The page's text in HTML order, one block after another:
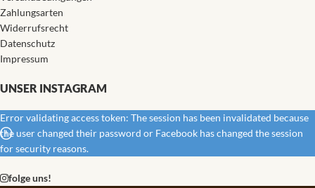
Zahlungsarten
Widerrufsrecht
Datenschutz
Impressum
UNSER INSTAGRAM
Error validating access token: The session has been invalidated because
the user changed their password or Facebook has changed the session
for security reasons.
folge uns!